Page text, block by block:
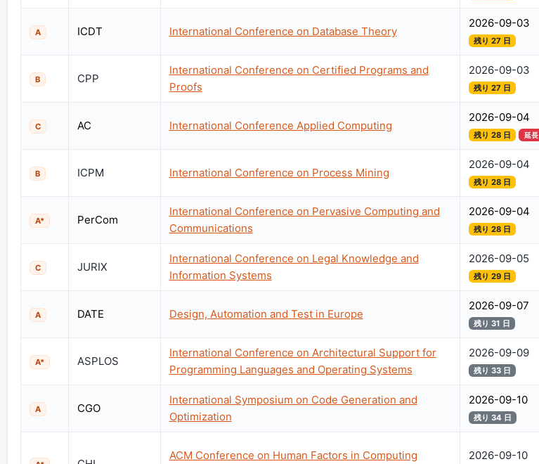
A ICDT International Conference on Database Theory
2026-09-03
残り 27 日
B CPP
International Conference on Certified Programs and
Proofs
2026-09-03
残り 27 日
C AC International Conference Applied Computing
2026-09-04
残り 28 日 延長
B ICPM International Conference on Process Mining
2026-09-04
残り 28 日
A* PerCom
International Conference on Pervasive Computing and
Communications
2026-09-04
残り 28 日
C JURIX
International Conference on Legal Knowledge and
Information Systems
2026-09-05
残り 29 日
A DATE Design, Automation and Test in Europe
2026-09-07
残り 31 日
A* ASPLOS
International Conference on Architectural Support for
Programming Languages and Operating Systems
2026-09-09
残り 33 日
A CGO
International Symposium on Code Generation and
Optimization
2026-09-10
残り 34 日
ACM Conference on Human Factors in Computing
2026-09-10